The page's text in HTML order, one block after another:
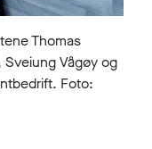
Thomas
Sveiung Vågøy og
Foto: